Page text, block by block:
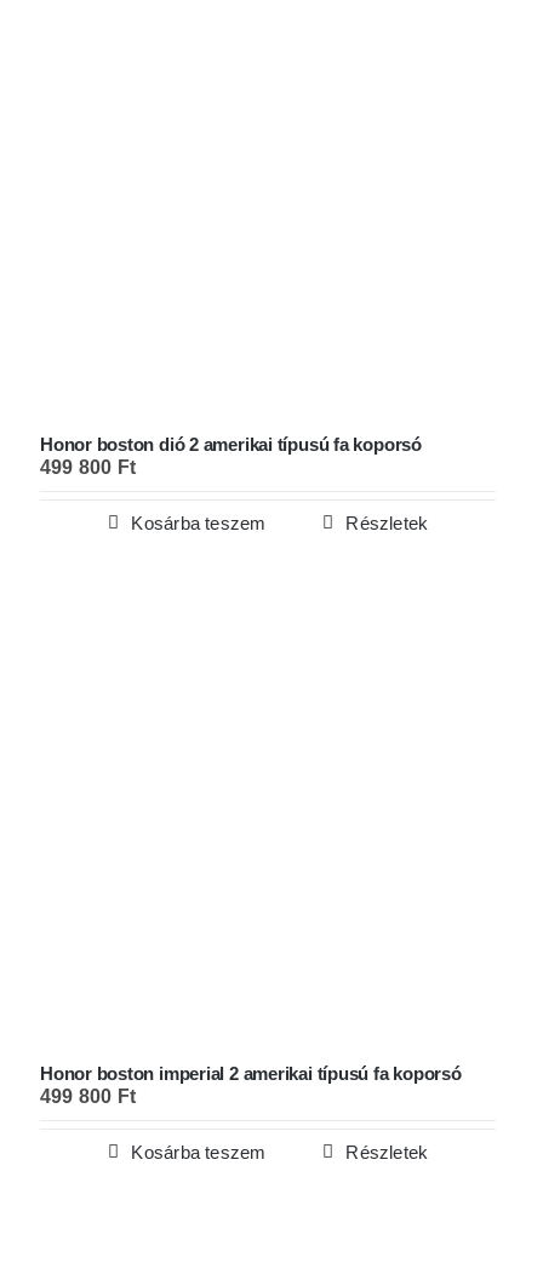
Honor boston dió 2 amerikai típusú fa koporsó
499 800 Ft
Kosárba teszem Részletek
Honor boston imperial 2 amerikai típusú fa koporsó
499 800 Ft
Kosárba teszem Részletek